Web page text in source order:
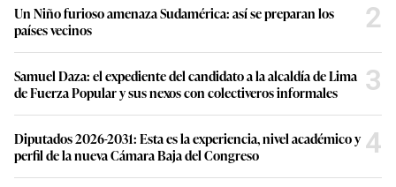
Un Niño furioso amenaza Sudamérica: así se preparan los
países vecinos
2
Samuel Daza: el expediente del candidato a la alcaldía de Lima
de Fuerza Popular y sus nexos con colectiveros informales
3
Diputados 2026-2031: Esta es la experiencia, nivel académico y
perfil de la nueva Cámara Baja del Congreso
4